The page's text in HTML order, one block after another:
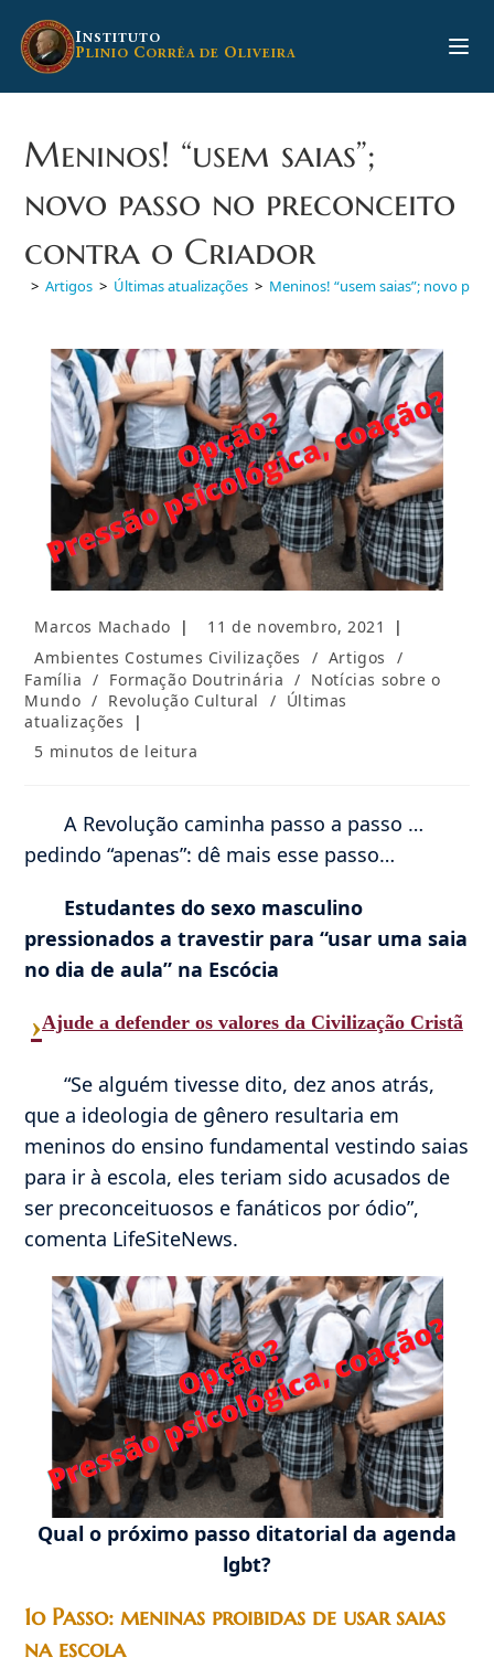
para
INSTITUTO
PLINIO CORRÊA DE OLIVEIRA
Meninos! “usem saias”;
novo passo no preconceito
contra o Criador
> Artigos > Últimas atualizações > Meninos! “usem saias”; novo
Autor
post:
Marcos Machado
Post
11 de novembro, 2021
Categoria
do
post:
Ambientes Costumes Civilizações / Artigos
/
Família / Formação Doutrinária / Notícias sobre o
Mundo / Revolução Cultural / Últimas
atualizações
Tempo
5 minutos de leitura
A Revolução caminha passo a passo …
pedindo “apenas”: dê mais esse passo…
Estudantes do sexo masculino
pressionados a travestir para “usar uma saia
no dia de aula” na Escócia
›Ajude a defender os valores da Civilização Cristã
“Se alguém tivesse dito, dez anos atrás,
que a ideologia de gênero resultaria em
meninos do ensino fundamental vestindo saias
para ir à escola, eles teriam sido acusados ​​de
ser preconceituosos e fanáticos por ódio”,
comenta LifeSiteNews.
Qual o próximo passo ditatorial da agenda
lgbt?
1o Passo: meninas proibidas de usar saias
na escola